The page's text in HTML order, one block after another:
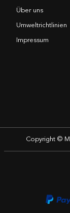
Über uns
Umweltrichtlinien
Impressum
Copyright ©